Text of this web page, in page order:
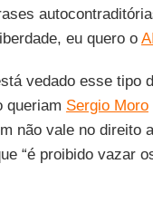
eu quero o
vedado esse tipo
queriam Sergio Moro
não vale no direito
“é proibido vazar